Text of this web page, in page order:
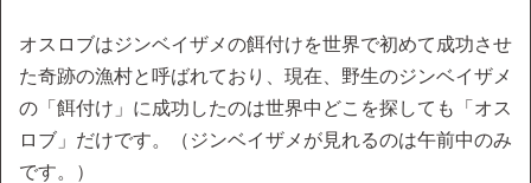
オスロブはジンベイザメの餌付けを世界で初めて成功させ
た奇跡の漁村と呼ばれており、現在、野生のジンベイザメ
の「餌付け」に成功したのは世界中どこを探しても「オス
ロブ」だけです。（ジンベイザメが見れるのは午前中のみ
です。）